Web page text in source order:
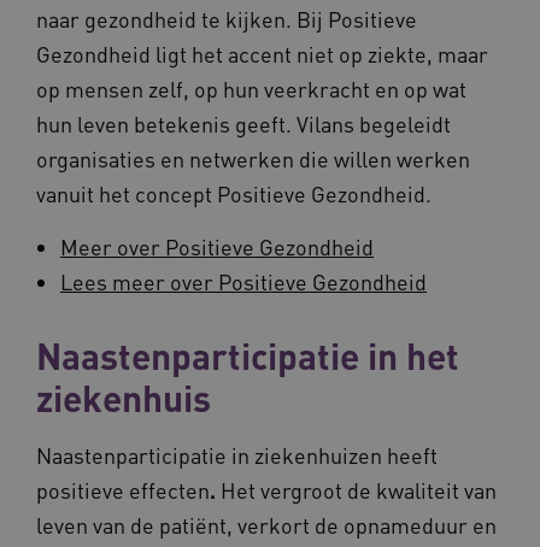
naar gezondheid te kijken. Bij Positieve
Gezondheid ligt het accent niet op ziekte, maar
op mensen zelf, op hun veerkracht en op wat
hun leven betekenis geeft. Vilans begeleidt
organisaties en netwerken die willen werken
vanuit het concept Positieve Gezondheid.
Meer over Positieve Gezondheid
Lees meer over Positieve Gezondheid
Naastenparticipatie in het
ziekenhuis
Naastenparticipatie in ziekenhuizen heeft
positieve effecten. Het vergroot de kwaliteit van
leven van de patiënt, verkort de opnameduur en